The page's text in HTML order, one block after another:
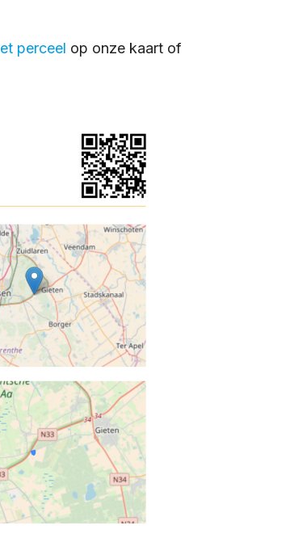
perceel op onze kaart of